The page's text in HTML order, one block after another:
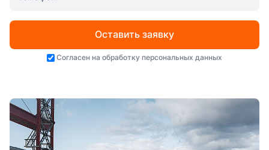
Оставить заявку
Согласен на обработку персональных данных